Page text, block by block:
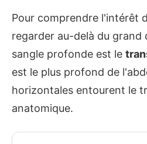
Pour comprendre l'intérêt
regarder au-delà du grand
sangle profonde est le
est le plus profond de
horizontales entourent le
anatomique.